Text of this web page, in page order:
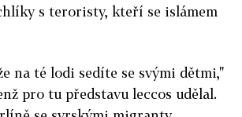
s teroristy, kteří se islámem
na té lodi sedíte se svými dětmi,"
pro tu představu leccos udělal.